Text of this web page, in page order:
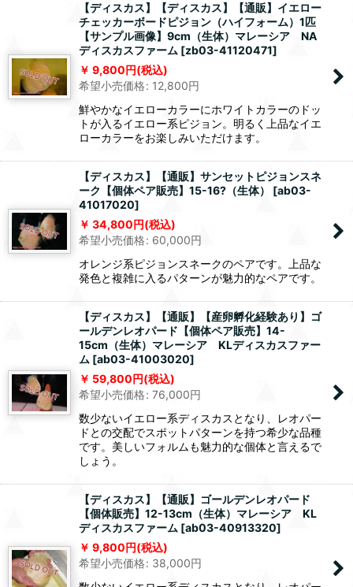
【ディスカス】【ディスカス】【通販】イエロー
チェッカーボードピジョン（ハイフォーム）1匹
【サンプル画像】9cm（生体）マレーシア NA
ディスカスファーム [zb03-41120471]
9,800円(税込)
希望小売価格: 12,800円
鮮やかなイエローカラーにホワイトカラーのドッ
トが入るイエロー系ピジョン。明るく上品なイエ
ローカラーをお楽しみいただけます。
【ディスカス】【通販】サンセットピジョンスネ
ーク【個体ペア販売】15-16?（生体）
[ab03-
41017020]
34,800円(税込)
希望小売価格: 60,000円
オレンジ系ピジョンスネークのペアです。上品な
発色と複雑に入るパターンが魅力的なペアです。
【ディスカス】【通販】【産卵孵化経験あり】ゴ
ールデンレオパード【個体ペア販売】14-
15cm（生体）マレーシア KLディスカスファー
ム [ab03-41003020]
59,800円(税込)
希望小売価格: 76,000円
数少ないイエロー系ディスカスとなり、レオパー
ドとの交配でスポットパターンを持つ希少な品種
です。美しいフォルムも魅力的な個体と言えるで
しょう。
【ディスカス】【通販】ゴールデンレオパード
【個体販売】12-13cm（生体）マレーシア KL
ディスカスファーム [ab03-40913320]
9,800円(税込)
希望小売価格: 38,000円